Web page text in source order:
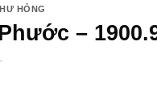
HỎNG
–